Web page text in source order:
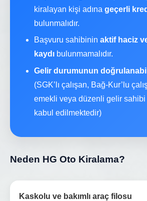
kiralayan kişi adına geçerli
bulunmalıdır.
Başvuru sahibinin aktif haciz
kaydı bulunmamalıdır.
Gelir durumunun
(SGK’lı çalışan, Bağ-Kur’lu
emekli veya düzenli gelir
kabul edilmektedir)
Neden HG Oto Kiralama?
Kaskolu ve bakımlı araç filosu